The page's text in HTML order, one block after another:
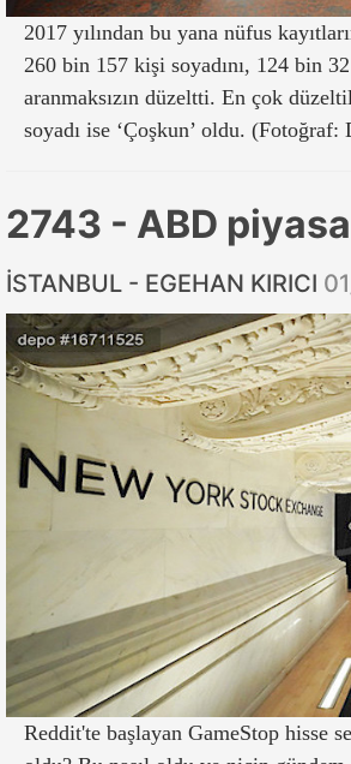
2017 yılından bu yana nüfus
260 bin 157 kişi soyadını, 124 bin
aranmaksızın düzeltti. En çok
soyadı ise ‘Çoşkun’ oldu. (Fotoğraf:
2743 - ABD
İSTANBUL - EGEHAN KIRICI
Reddit'te başlayan GameStop hisse